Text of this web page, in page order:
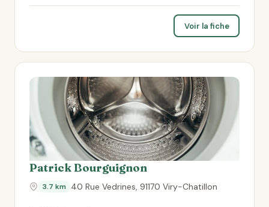
Voir la fiche
Patrick Bourguignon
3.7 km 40 Rue Vedrines, 91170 Viry-Chatillon